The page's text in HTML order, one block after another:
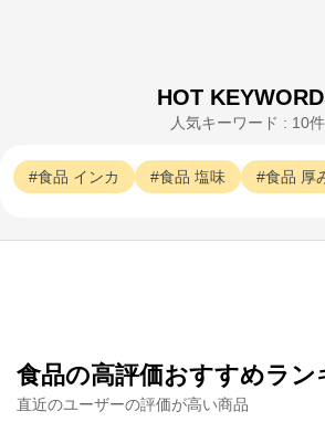
HOT
人気キーワード : 10件
食品 インカ 食品 塩味 食品 厚
食品の高評価おすすめラン
直近のユーザーの評価が高い商品